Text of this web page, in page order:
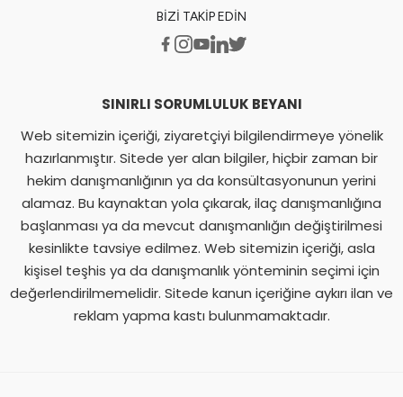
BIZI TAKIP EDIN
SINIRLI SORUMLULUK BEYANI
Web sitemizin içeriği, ziyaretçiyi bilgilendirmeye yönelik
hazırlanmıştır. Sitede yer alan bilgiler, hiçbir zaman bir
hekim danışmanlığının ya da konsültasyonunun yerini
alamaz. Bu kaynaktan yola çıkarak, ilaç danışmanlığına
başlanması ya da mevcut danışmanlığın değiştirilmesi
kesinlikte tavsiye edilmez. Web sitemizin içeriği, asla
kişisel teşhis ya da danışmanlık yönteminin seçimi için
değerlendirilmemelidir. Sitede kanun içeriğine aykırı ilan ve
reklam yapma kastı bulunmamaktadır.